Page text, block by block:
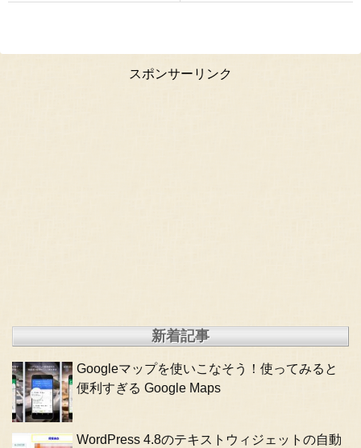
スポンサーリンク
新着記事
Googleマップを使いこなそう！使ってみると
便利すぎる Google Maps
WordPress 4.8のテキストウィジェットの自動